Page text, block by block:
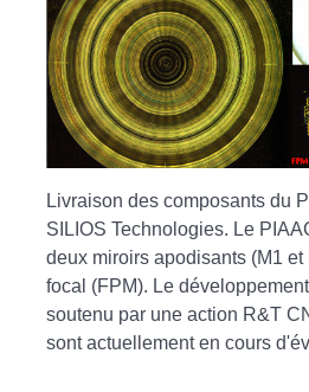
Livraison des composants du
SILIOS Technologies. Le
deux miroirs apodisants (M1
focal (FPM). Le
soutenu par une action R&T
sont actuellement en cours